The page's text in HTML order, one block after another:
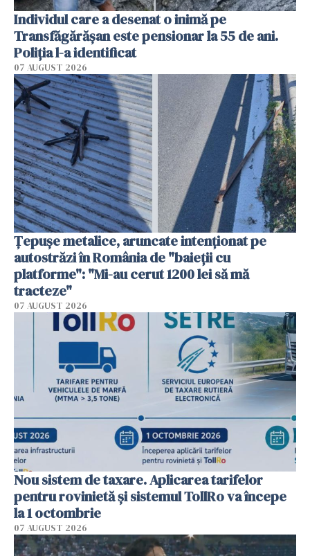
Individul care a desenat o inimă pe
Transfăgărășan este pensionar la 55 de ani.
Poliția l-a identificat
07 AUGUST 2026
Țepușe metalice, aruncate intenționat pe
autostrăzi în România de "baieții cu
platforme": "Mi-au cerut 1200 lei să mă
tracteze"
07 AUGUST 2026
Nou sistem de taxare. Aplicarea tarifelor
pentru rovinietă şi sistemul TollRo va începe
la 1 octombrie
07 AUGUST 2026